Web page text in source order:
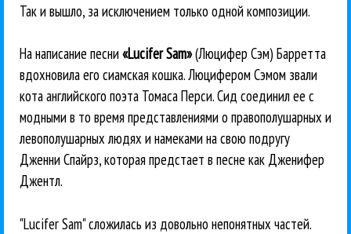
Так и вышло, за исключением только одной композиции.
На написание песни«Lucifer Sam»(Люцифер Сэм) Барретта
вдохновила его сиамская кошка. Люцифером Сэмом звали
кота английского поэта Томаса Перси. Сид соединил ее с
модными в то время представлениями о правополушарных и
левополушарных людях и намеками на свою подругу
Дженни Спайрз, которая предстает в песне как Дженифер
Джентл.
"Lucifer Sam" сложилась из довольно непонятных частей.